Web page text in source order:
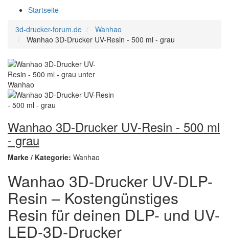
Startseite
3d-drucker-forum.de
Wanhao
Wanhao 3D-Drucker UV-Resin - 500 ml - grau
Wanhao 3D-Drucker UV-Resin - 500 ml
- grau
Marke / Kategorie: Wanhao
Wanhao 3D-Drucker UV-DLP-
Resin – Kostengünstiges
Resin für deinen DLP- und UV-
LED-3D-Drucker